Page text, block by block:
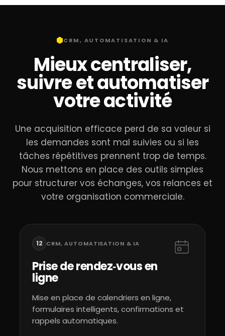
CRM, AUTOMATISATION & IA
Mieux centraliser,
suivre et automatiser
votre activité
Une acquisition efficace perd de sa valeur si
les demandes sont mal suivies ou si les
tâches répétitives prennent trop de temps.
Nous mettons en place des outils simples
pour structurer vos échanges, vos relances et
votre organisation commerciale.
12 CRM, AUTOMATISATION & IA
Prise de rendez‑vous en
ligne
Mise en place de calendriers en ligne,
formulaires intelligents, confirmations et
rappels automatiques.